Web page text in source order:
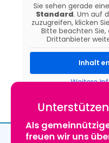
Sie sehen gerade
Standard. Um auf
zuzugreifen, klicken
Bitte beachten Sie,
Drittanbieter
Inhalt
Weitere
Als
freuen wir uns